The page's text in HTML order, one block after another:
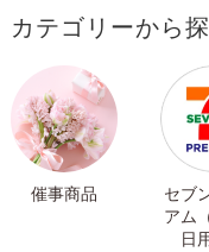
カテゴリーから
催事商品
セブ
アム
日